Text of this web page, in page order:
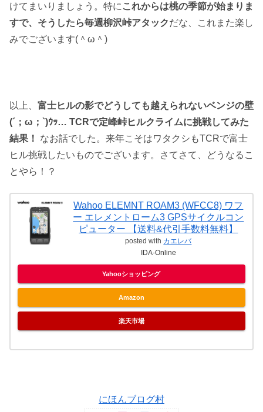
けてまいりましょう。特に これからは桃の季節が始まりま
すで、そうしたら毎週柳沢峠アタックだな、これまた楽し
みでございます(＾ω＾)
以上、 富士ヒルの影でどうしても越えられないベンジの壁
(´；ω；`)ｳｯ… TCRで定峰峠ヒルクライムに挑戦してみた
結果！ なお話でした。来年こそはワタクシもTCRで富士
ヒル挑戦したいものでございます。さてさて、どうなるこ
とやら！？
Wahoo ELEMNT ROAM3 (WFCC8) ワフ
ー エレメントローム3 GPSサイクルコン
ピューター 【送料&代引手数料無料】
posted with カエレバ
IDA-Online
Yahooショッピング
Amazon
楽天市場
にほんブログ村